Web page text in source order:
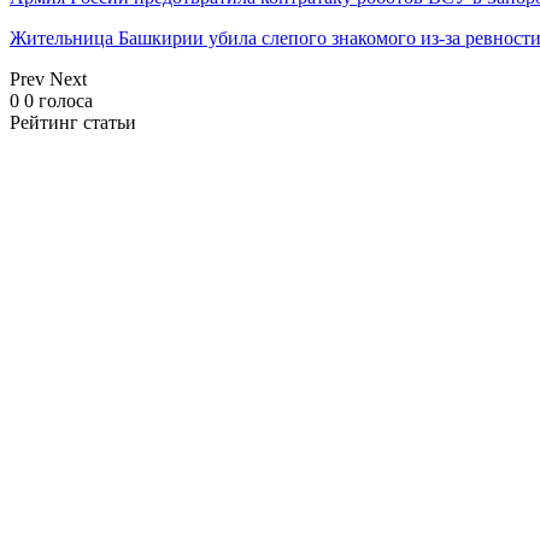
Жительница Башкирии убила слепого знакомого из-за ревности
Prev Next
0 0 голоса
Рейтинг статьи